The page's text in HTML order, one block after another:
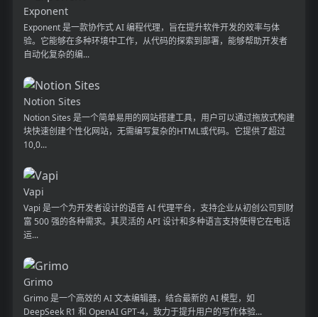
Exponent
Exponent 是一款协作式 AI 编程代理，旨在提升软件开发的效率与体
验。它能够在多种环境中工作，从代码的探索到部署，能够帮助开发者
自动化复杂的编...
Notion Sites
Notion Sites 是一个简单易用的网站搭建工具，用户可以通过拖放式构建
块快速创建个性化网站，无需编写复杂的HTML或代码。它提供了超过
10,0...
Vapi
Vapi 是一个为开发者设计的语音 AI 代理平台，支持企业从初创公司到财
富 500 强的各种需求。其灵活的 API 设计和多种语言支持使得它在电话
运...
Grimo
Grimo 是一个高效的 AI 文本编辑器，结合最新的 AI 模型，如
DeepSeek R1 和 OpenAI GPT-4，致力于提升用户的写作体验...